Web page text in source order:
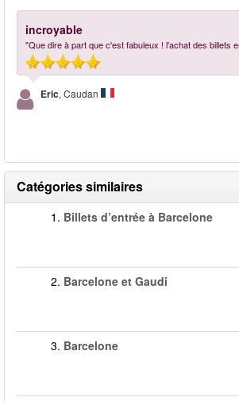
incroyable
"Que dire à part que c'est fabuleux ! l'achat des billets
Eric, Caudan
Catégories similaires
1. Billets d’entrée à Barcelone
2. Barcelone et Gaudi
3. Barcelone